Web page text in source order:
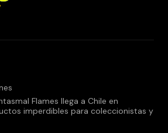
Flames llega a Chile en
imperdibles para coleccionistas y